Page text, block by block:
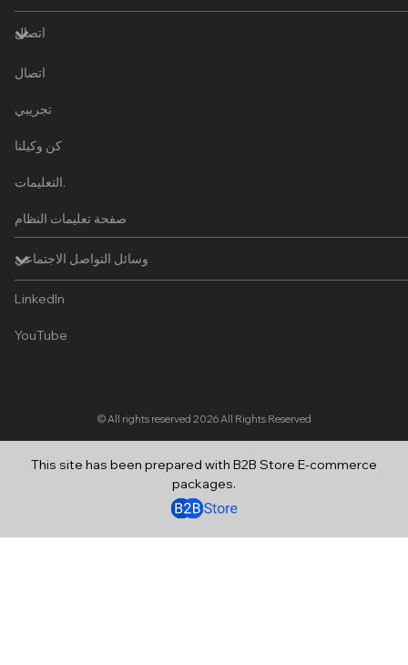
اتصال
اتصال
تجريبي
كن وكيلنا
التعليمات.
صفحة تعليمات النظام
وسائل التواصل الاجتماعي
LinkedIn
YouTube
© All rights reserved 2026All Rights Reserved
This site has been prepared with B2B Store E-commerce
packages.